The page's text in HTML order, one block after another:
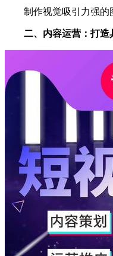
制作视觉吸引力强的图
二、内容运营：打造